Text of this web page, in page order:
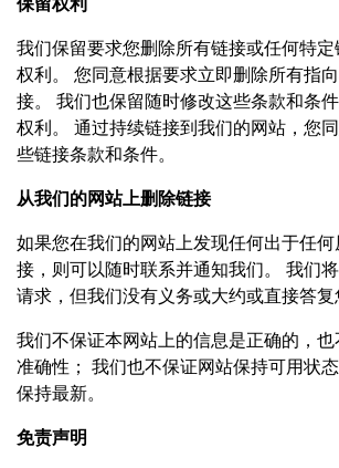
我们保留要求您删除所有链接或任何特
权利。 您同意根据要求立即删除所有指
接。 我们也保留随时修改这些条款和条
权利。 通过持续链接到我们的网站，您
些链接条款和条件。
从我们的网站上删除链接
如果您在我们的网站上发现任何出于任
接，则可以随时联系并通知我们。 我们
请求，但我们没有义务或大约或直接答复
我们不保证本网站上的信息是正确的，
准确性； 我们也不保证网站保持可用状
保持最新。
免责声明